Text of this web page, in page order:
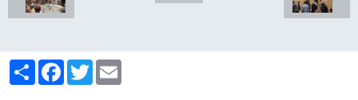
PartagerFacebook
Twitter